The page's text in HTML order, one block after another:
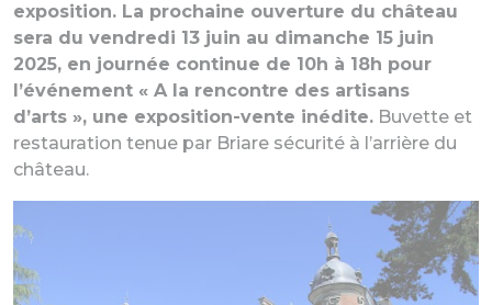
exposition. La prochaine ouverture du château
sera du vendredi 13 juin au dimanche 15 juin
2025, en journée continue de 10h à 18h pour
l’événement « A la rencontre des artisans
d’arts », une exposition-vente inédite. Buvette et
restauration tenue par Briare sécurité à l’arrière du
château.